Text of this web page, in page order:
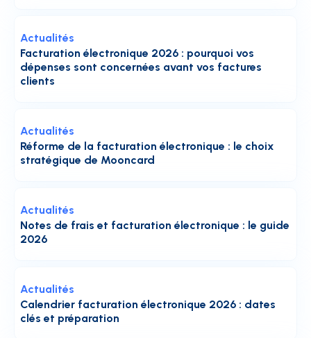
Facturation électronique 2026 : pourquoi vos
dépenses sont concernées avant vos factures
clients
Actualités
Réforme de la facturation électronique : le choix
stratégique de Mooncard
Actualités
Notes de frais et facturation électronique : le guide
2026
Actualités
Calendrier facturation électronique 2026 : dates
clés et préparation
Actualités